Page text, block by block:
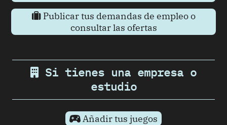
Publicar tus demandas de empleo o
consultar las ofertas
Si tienes una empresa o
estudio
Añadir tus juegos